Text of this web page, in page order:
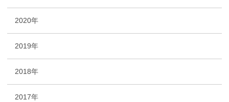
2020年
2019年
2018年
2017年